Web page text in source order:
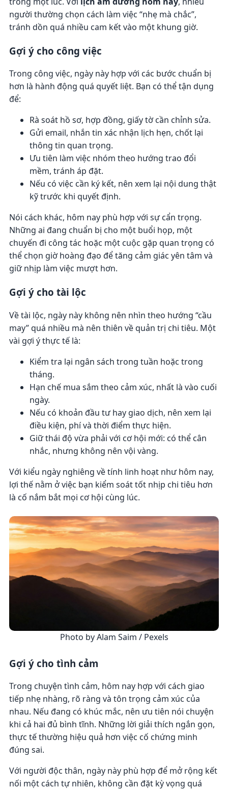
người thường chọn cách làm việc “nhẹ mà chắc”,
tránh dồn quá nhiều cam kết vào một khung giờ.
Gợi ý cho công việc
Trong công việc, ngày này hợp với các bước chuẩn bị
hơn là hành động quá quyết liệt. Bạn có thể tận dụng
để:
Rà soát hồ sơ, hợp đồng, giấy tờ cần chỉnh sửa.
Gửi email, nhắn tin xác nhận lịch hẹn, chốt lại
thông tin quan trọng.
Ưu tiên làm việc nhóm theo hướng trao đổi
mềm, tránh áp đặt.
Nếu có việc cần ký kết, nên xem lại nội dung thật
kỹ trước khi quyết định.
Nói cách khác, hôm nay phù hợp với sự cẩn trọng.
Những ai đang chuẩn bị cho một buổi họp, một
chuyến đi công tác hoặc một cuộc gặp quan trọng có
thể chọn giờ hoàng đạo để tăng cảm giác yên tâm và
giữ nhịp làm việc mượt hơn.
Gợi ý cho tài lộc
Về tài lộc, ngày này không nên nhìn theo hướng “cầu
may” quá nhiều mà nên thiên về quản trị chi tiêu. Một
vài gợi ý thực tế là:
Kiểm tra lại ngân sách trong tuần hoặc trong
tháng.
Hạn chế mua sắm theo cảm xúc, nhất là vào cuối
ngày.
Nếu có khoản đầu tư hay giao dịch, nên xem lại
điều kiện, phí và thời điểm thực hiện.
Giữ thái độ vừa phải với cơ hội mới: có thể cân
nhắc, nhưng không nên vội vàng.
Với kiểu ngày nghiêng về tính linh hoạt như hôm nay,
lợi thế nằm ở việc bạn kiểm soát tốt nhịp chi tiêu hơn
là cố nắm bắt mọi cơ hội cùng lúc.
Photo by Alam Saim / Pexels
Gợi ý cho tình cảm
Trong chuyện tình cảm, hôm nay hợp với cách giao
tiếp nhẹ nhàng, rõ ràng và tôn trọng cảm xúc của
nhau. Nếu đang có khúc mắc, nên ưu tiên nói chuyện
khi cả hai đủ bình tĩnh. Những lời giải thích ngắn gọn,
thực tế thường hiệu quả hơn việc cố chứng minh
đúng sai.
Với người độc thân, ngày này phù hợp để mở rộng kết
nối một cách tự nhiên, không cần đặt kỳ vọng quá